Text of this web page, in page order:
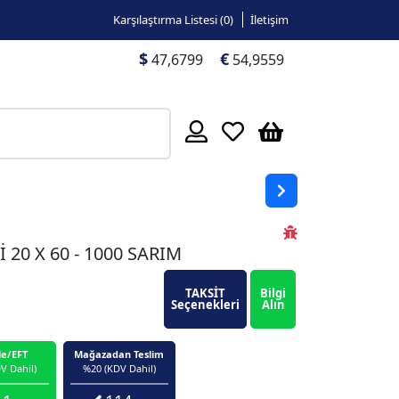
Karşılaştırma Listesi (0) İletişim
$47,6799 € 54,9559
20 X 60 - 1000 SARIM
TAKSİT
Seçenekleri
Bilgi
Alın
EFT
Dahil)
Mağazadan Teslim
%20 (KDV Dahil)